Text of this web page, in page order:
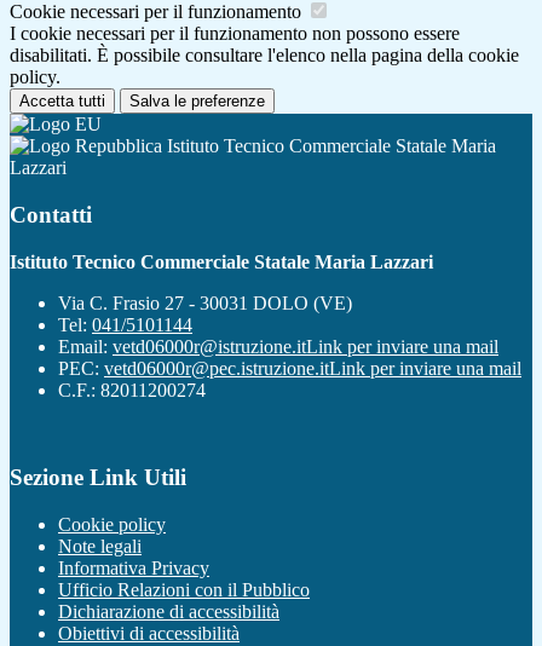
Cookie necessari per il funzionamento
I cookie necessari per il funzionamento non possono essere
disabilitati. È possibile consultare l'elenco nella pagina della cookie
policy.
Accetta tutti Salva le preferenze
Istituto Tecnico Commerciale Statale Maria
Lazzari
Contatti
Istituto Tecnico Commerciale Statale Maria Lazzari
Via C. Frasio 27 - 30031 DOLO (VE)
Tel: 041/5101144
Email: vetd06000r@istruzione.itLink per inviare una mail
PEC: vetd06000r@pec.istruzione.itLink per inviare una mail
C.F.: 82011200274
Sezione Link Utili
Cookie policy
Note legali
Informativa Privacy
Ufficio Relazioni con il Pubblico
Dichiarazione di accessibilità
Obiettivi di accessibilità